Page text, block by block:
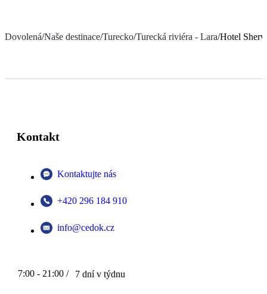
Dovolená/Naše destinace/Turecko/Turecká riviéra - Lara/Hotel
Kontakt
Kontaktujte nás
+420 296 184 910
info@cedok.cz
7:00 - 21:00 / 7 dní v týdnu